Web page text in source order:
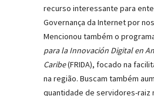
recurso interessante para
Governança da Internet por
Mencionou também o
para la Innovación Digital en
Caribe(FRIDA), focado na
na região. Buscam também
quantidade de servidores-raiz